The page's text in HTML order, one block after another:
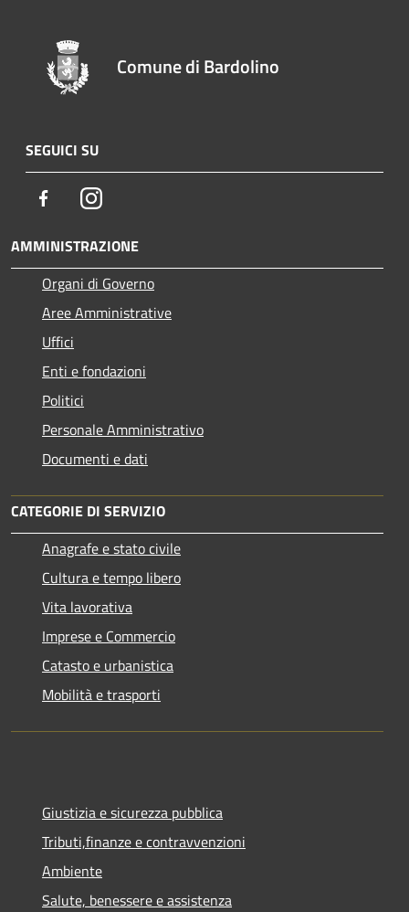
Comune di Bardolino
SEGUICI SU
FacebookInstagram
AMMINISTRAZIONE
Organi di Governo
Aree Amministrative
Uffici
Enti e fondazioni
Politici
Personale Amministrativo
Documenti e dati
CATEGORIE DI SERVIZIO
Anagrafe e stato civile
Cultura e tempo libero
Vita lavorativa
Imprese e Commercio
Catasto e urbanistica
Mobilità e trasporti
Giustizia e sicurezza pubblica
Tributi,finanze e contravvenzioni
Ambiente
Salute, benessere e assistenza